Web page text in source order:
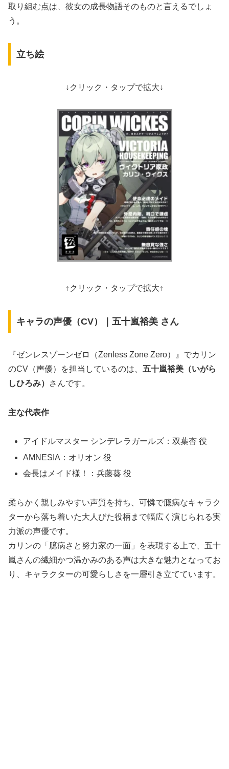
取り組む点は、彼女の成長物語そのものと言えるでしょ
う。
立ち絵
↓クリック・タップで拡大↓
↑クリック・タップで拡大↑
キャラの声優（CV）｜五十嵐裕美 さん
『ゼンレスゾーンゼロ（Zenless Zone Zero）』でカリン
のCV（声優）を担当しているのは、 五十嵐裕美（いがら
しひろみ）
さんです。
主な代表作
アイドルマスター シンデレラガールズ：双葉杏 役
AMNESIA：オリオン 役
会長はメイド様！：兵藤葵 役
柔らかく親しみやすい声質を持ち、可憐で臆病なキャラク
ターから落ち着いた大人びた役柄まで幅広く演じられる実
力派の声優です。
カリンの「臆病さと努力家の一面」を表現する上で、五十
嵐さんの繊細かつ温かみのある声は大きな魅力となってお
り、キャラクターの可愛らしさを一層引き立てています。